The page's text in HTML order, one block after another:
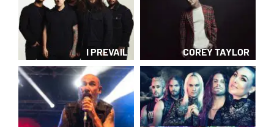
I PREVAIL COREY TAYLOR